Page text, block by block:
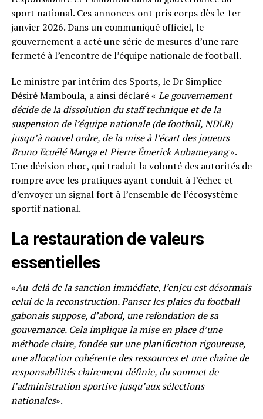
sport national. Ces annonces ont pris corps dès le 1er
janvier 2026. Dans un communiqué officiel, le
gouvernement a acté une série de mesures d’une rare
fermeté à l’encontre de l’équipe nationale de football.
Le ministre par intérim des Sports, le Dr Simplice-
Désiré Mamboula, a ainsi déclaré « Le gouvernement
décide de la dissolution du staff technique et de la
suspension de l’équipe nationale (de football, NDLR)
jusqu’à nouvel ordre, de la mise à l’écart des joueurs
Bruno Ecuélé Manga et Pierre Émerick Aubameyang».
Une décision choc, qui traduit la volonté des autorités de
rompre avec les pratiques ayant conduit à l’échec et
d’envoyer un signal fort à l’ensemble de l’écosystème
sportif national.
La restauration de valeurs
essentielles
«Au-delà de la sanction immédiate, l’enjeu est désormais
celui de la reconstruction. Panser les plaies du football
gabonais suppose, d’abord, une refondation de sa
gouvernance. Cela implique la mise en place d’une
méthode claire, fondée sur une planification rigoureuse,
une allocation cohérente des ressources et une chaîne de
responsabilités clairement définie, du sommet de
l’administration sportive jusqu’aux sélections
nationales».